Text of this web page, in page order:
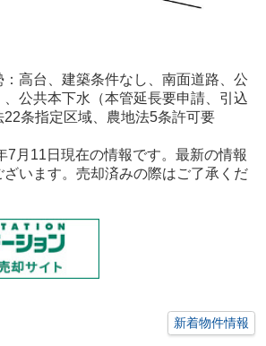
高台、建築条件なし、南面道路、公
公共本下水（本管延長要申請、引込
条指定区域、農地法5条許可要
7月11日現在の情報です。最新の情報
ざいます。売却済みの際はご了承くだ
新着物件情報